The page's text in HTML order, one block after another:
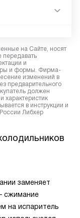
на Сайте, носят
передавать
и
и формы. Фирма-
изменений в
предварительного
должен
характеристик
в инструкции и
Либхер
заменяет
сжимание
на испаритель